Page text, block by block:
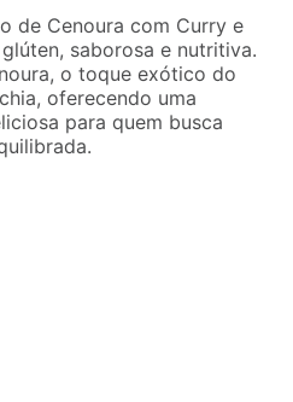
de Cenoura com Curry e
saborosa e nutritiva.
o toque exótico do
oferecendo uma
para quem busca